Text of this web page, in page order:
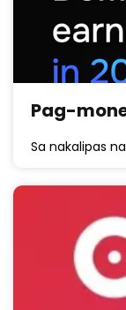
Pag-
Sa nakalipas